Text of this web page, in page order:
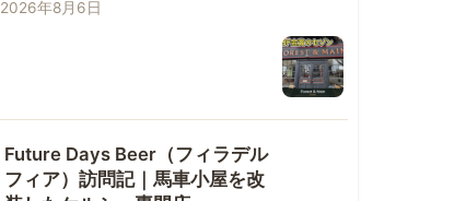
2026年8月6日
Future Days Beer（フィラデル
フィア）訪問記｜馬車小屋を改